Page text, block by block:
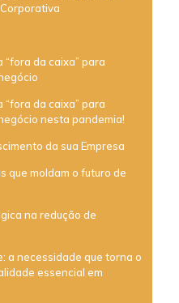
da caixa” para
da caixa” para
nesta pandemia!
da sua Empresa
que moldam o futuro de
na redução de
a necessidade que torna o
essencial em